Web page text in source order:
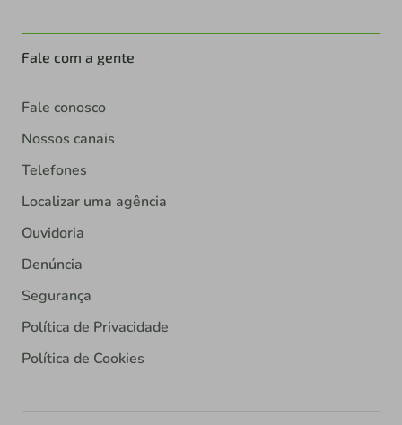
Fale com a gente
Fale conosco
Nossos canais
Telefones
Localizar uma agência
Ouvidoria
Denúncia
Segurança
Política de Privacidade
Política de Cookies